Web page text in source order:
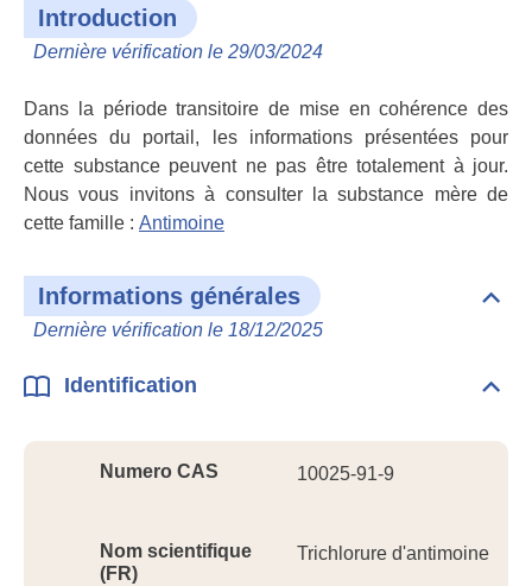
Introduction
Dernière vérification le 29/03/2024
Dans la période transitoire de mise en cohérence des
données du portail, les informations présentées pour
cette substance peuvent ne pas être totalement à jour.
Nous vous invitons à consulter la substance mère de
cette famille : Antimoine
Informations générales
Dernière vérification le 18/12/2025
Identification
Numero CAS 10025-91-9
Nom scientifique
(FR)
Trichlorure d'antimoine